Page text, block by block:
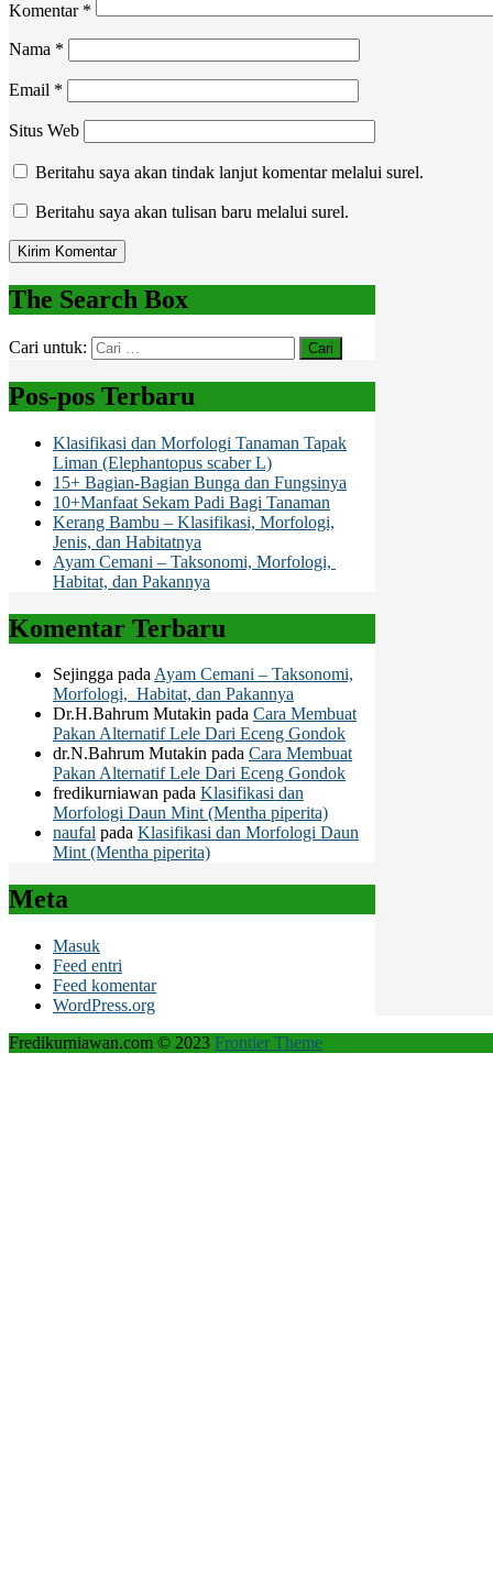
Komentar *
Nama *
Email *
Situs Web
Beritahu saya akan tindak lanjut komentar melalui surel.
Beritahu saya akan tulisan baru melalui surel.
The Search Box
Cari untuk:
Pos-pos Terbaru
Klasifikasi dan Morfologi Tanaman Tapak
Liman (Elephantopus scaber L)
15+ Bagian-Bagian Bunga dan Fungsinya
10+Manfaat Sekam Padi Bagi Tanaman
Kerang Bambu – Klasifikasi, Morfologi,
Jenis, dan Habitatnya
Ayam Cemani – Taksonomi, Morfologi,
Habitat, dan Pakannya
Komentar Terbaru
Sejingga padaAyam Cemani – Taksonomi,
Morfologi, Habitat, dan Pakannya
Dr.H.Bahrum Mutakin pada Cara Membuat
Pakan Alternatif Lele Dari Eceng Gondok
dr.N.Bahrum Mutakin pada Cara Membuat
Pakan Alternatif Lele Dari Eceng Gondok
fredikurniawan pada Klasifikasi dan
Morfologi Daun Mint (Mentha piperita)
naufal pada Klasifikasi dan Morfologi Daun
Mint (Mentha piperita)
Meta
Masuk
Feed entri
Feed komentar
WordPress.org
Fredikurniawan.com © 2023 Frontier Theme